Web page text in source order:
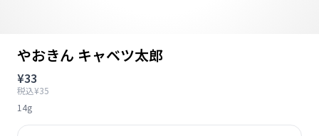
やおきん キャベツ太郎
¥33
税込¥35
14g